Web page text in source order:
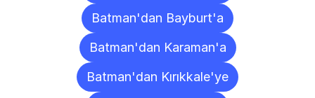
Batman'dan Bayburt'a
Batman'dan Karaman'a
Batman'dan Kırıkkale'ye